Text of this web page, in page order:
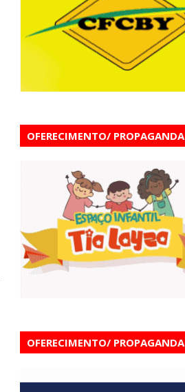
OFERECIMENTO/ PROPAGANDA
OFERECIMENTO/ PROPAGANDA